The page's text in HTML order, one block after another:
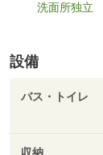
洗面所独立
設備
バス・トイレ